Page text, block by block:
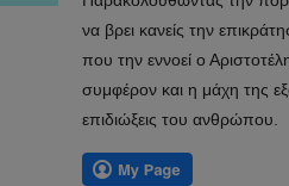
να βρει κανείς την
που την εννοεί ο
συμφέρον και η μάχη της
επιδιώξεις του ανθρώπου.